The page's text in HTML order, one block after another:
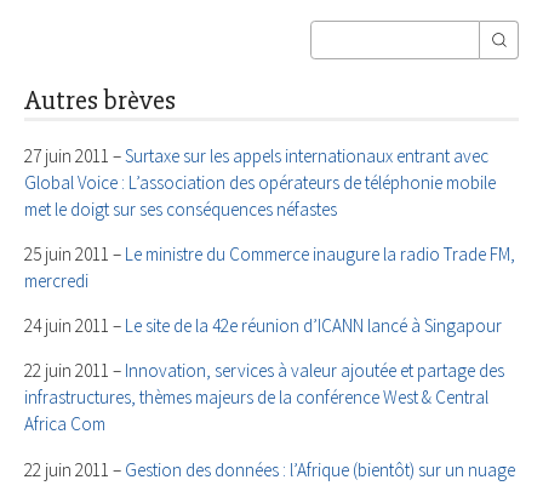
Autres brèves
27 juin 2011 –Surtaxe sur les appels internationaux entrant avec
Global Voice : L’association des opérateurs de téléphonie mobile
met le doigt sur ses conséquences néfastes
25 juin 2011 – Le ministre du Commerce inaugure la radio Trade FM,
mercredi
24 juin 2011 – Le site de la 42e réunion d’ICANN lancé à Singapour
22 juin 2011 – Innovation, services à valeur ajoutée et partage des
infrastructures, thèmes majeurs de la conférence West & Central
Africa Com
22 juin 2011 – Gestion des données : l’Afrique (bientôt) sur un nuage